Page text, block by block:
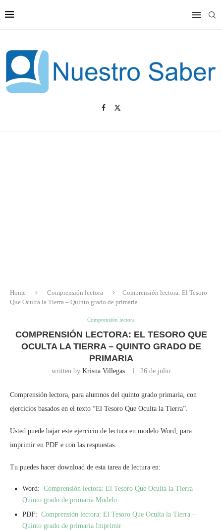
Home Comprensión lectora
Comprensión lectora: El Tesoro
Que Oculta la Tierra – Quinto grado de primaria
Comprensión lectora
COMPRENSIÓN LECTORA: EL TESORO QUE
OCULTA LA TIERRA – QUINTO GRADO DE
PRIMARIA
written by Krisna Villegas 26 de julio
Comprensión lectora, para alumnos del quinto grado primaria, con
ejercicios basados en el texto “El Tesoro Que Oculta la Tierra”.
Usted puede bajar este ejercicio de lectura en modelo Word, para
imprimir en PDF e con las respuestas.
Tu puedes hacer download de esta tarea de lectura en:
Word: Comprensión lectora: El Tesoro Que Oculta la Tierra –
Quinto grado de primaria Modelo
PDF: Comprensión lectora: El Tesoro Que Oculta la Tierra –
Quinto grado de primaria Imprimir